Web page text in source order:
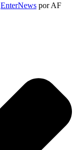
EnterNews por AF